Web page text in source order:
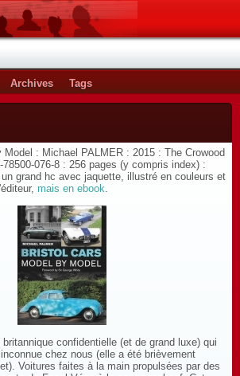
Archives Tags
: Michael PALMER : 2015 : The Crowood
076-8 : 256 pages (y compris index) :
grand hc avec jaquette, illustré en couleurs et
mais en ebook.
confidentielle (et de grand luxe) qui
chez nous (elle a été brièvement
Voitures faites à la main propulsées par des